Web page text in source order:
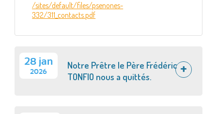
/sites/default/files/psenones-
332/311_contacts.pdf
28 jan
2026
Notre Prêtre le Père Frédéric
TONFIO nous a quittés.